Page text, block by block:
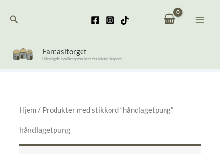
rettSøk
Fantasitorget
Håndlagde kvalitetsprodukter fra lokale skapere
Hjem / Produkter med stikkord “håndlagetpung”
håndlagetpung